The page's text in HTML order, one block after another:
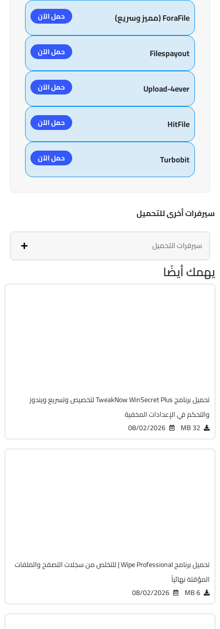
ForaFile (مميز وسريع) حمل الآن
Filespayout حمل الآن
Upload-4ever حمل الآن
HitFile حمل الآن
Turbobit حمل الآن
سيرفرات أخرى للتحميل
سيرفرات التحميل
يهمك أيضًا
تحميل برنامج TweakNow WinSecret Plus لتخصيص وتسريع ويندوز
والتحكم في الإعدادات المخفية
32 MB
08/02/2026
تحميل برنامج Wipe Professional | للتخلص من سجلات التصفح والملفات
المؤقتة نهائياً
6 MB
08/02/2026